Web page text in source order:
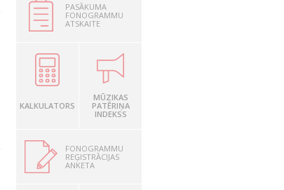
PASĀKUMA
FONOGRAMMU
ATSKAITE
KALKULATORS
MŪZIKAS
PATĒRIŅA
INDEKSS
FONOGRAMMU
REĢISTRĀCIJAS
ANKETA